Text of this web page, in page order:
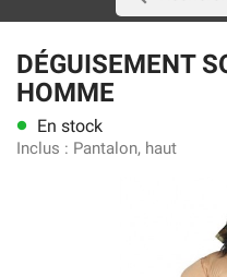
DÉGUISEMENT
HOMME
lens En stock
Inclus : Pantalon, haut